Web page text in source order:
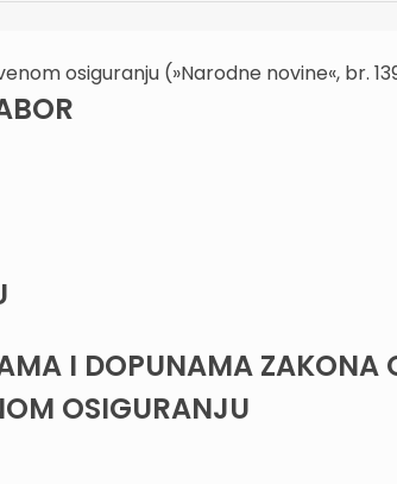
osiguranju (»Narodne novine«, br.
I DOPUNAMA ZAKONA
OSIGURANJU